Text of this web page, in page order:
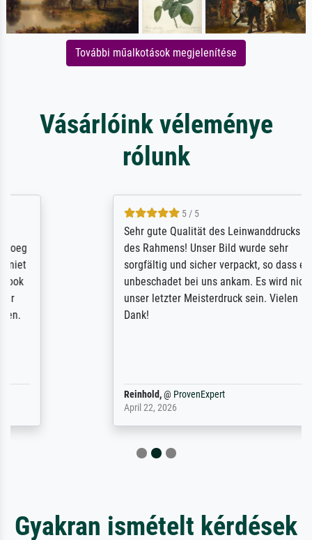
További műalkotások megjelenítése
Vásárlóink véleménye
rólunk
5 / 5
Sehr gute Qualität des Leinwanddrucks und
des Rahmens! Unser Bild wurde sehr
sorgfältig und sicher verpackt, so dass es
unbeschadet bei uns ankam. Es wird nicht
unser letzter Meisterdruck sein. Vielen
ProvenExpert
Gyakran ismételt kérdések